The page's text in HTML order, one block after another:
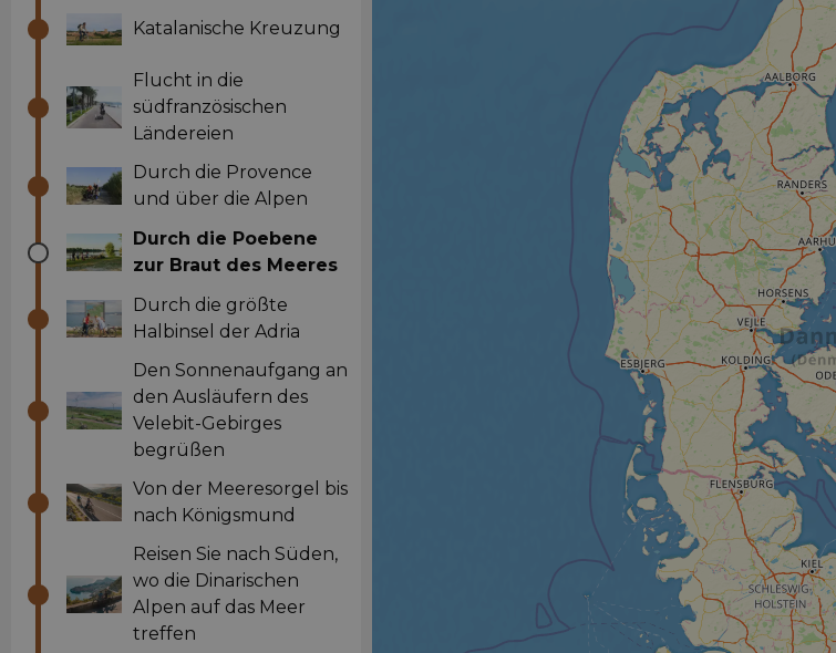
Katalanische Kreuzung
Flucht in die
südfranzösischen
Ländereien
Durch die Provence
und über die Alpen
Durch die Poebene
zur Braut des Meeres
Durch die größte
Halbinsel der Adria
Den Sonnenaufgang an
den Ausläufern des
Velebit-Gebirges
begrüßen
Von der Meeresorgel bis
nach Königsmund
Reisen Sie nach Süden,
wo die Dinarischen
Alpen auf das Meer
treffen